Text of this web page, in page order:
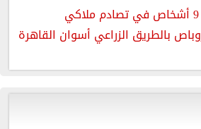
اصابة 9 أشخاص في تصادم ملاكي
بالطريق الزراعي أسوان القاهرة